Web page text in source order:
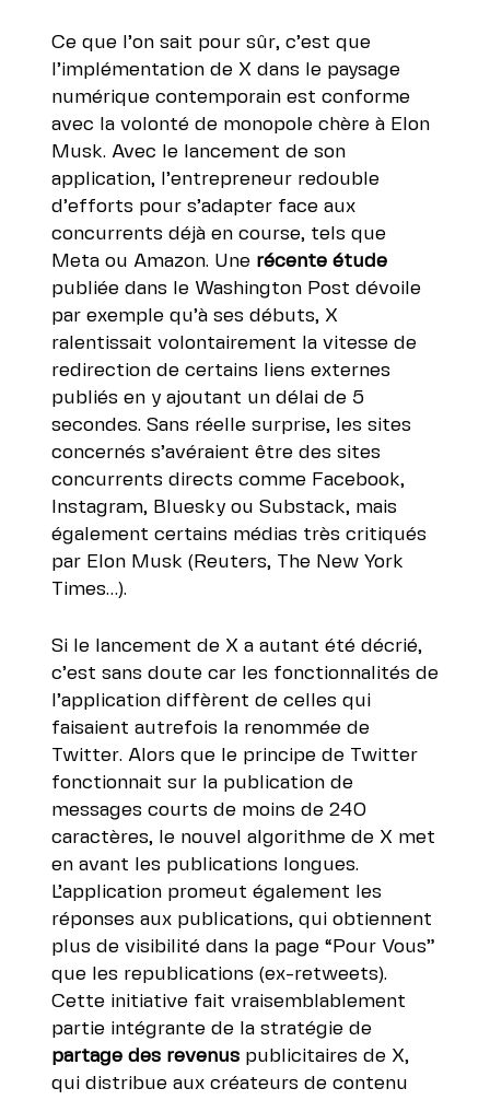
Ce que l’on sait pour sûr, c’est que
l’implémentation de X dans le paysage
numérique contemporain est conforme
avec la volonté de monopole chère à Elon
Musk. Avec le lancement de son
application, l’entrepreneur redouble
d’efforts pour s’adapter face aux
concurrents déjà en course, tels que
Meta ou Amazon. Une récente étude
publiée dans le Washington Post dévoile
par exemple qu’à ses débuts, X
ralentissait volontairement la vitesse de
redirection de certains liens externes
publiés en y ajoutant un délai de 5
secondes. Sans réelle surprise, les sites
concernés s’avéraient être des sites
concurrents directs comme Facebook,
Instagram, Blueskyou Substack, mais
également certains médias très critiqués
par Elon Musk ( Reuters, The New York
Times…).
Si le lancement de X a autant été décrié,
c’est sans doute car les fonctionnalités de
l’application diffèrent de celles qui
faisaient autrefois la renommée de
Twitter. Alors que le principe de Twitter
fonctionnait sur la publication de
messages courts de moins de 240
caractères, le nouvel algorithme de X met
en avant les publications longues.
L’application promeut également les
réponses aux publications, qui obtiennent
plus de visibilité dans la page “Pour Vous”
que les republications (ex-retweets).
Cette initiative fait vraisemblablement
partie intégrante de la stratégie de
partage des revenuspublicitaires de X,
qui distribue aux créateurs de contenu